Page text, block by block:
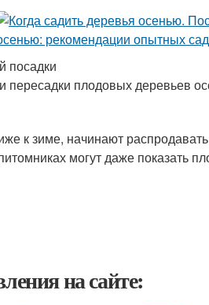
посадки
пересадки плодовых деревьев
к зиме, начинают
могут даже показать
на сайте: